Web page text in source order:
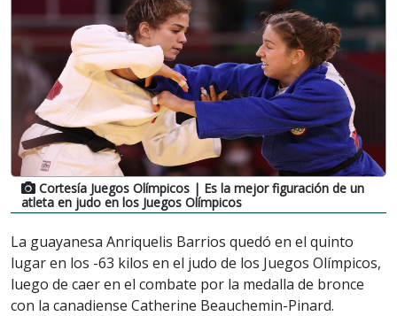
Cortesía Juegos Olímpicos | Es la mejor figuración de un
atleta en judo en los Juegos Olímpicos
La guayanesa Anriquelis Barrios quedó en el quinto
lugar en los -63 kilos en el judo de los Juegos Olímpicos,
luego de caer en el combate por la medalla de bronce
con la canadiense Catherine Beauchemin-Pinard.